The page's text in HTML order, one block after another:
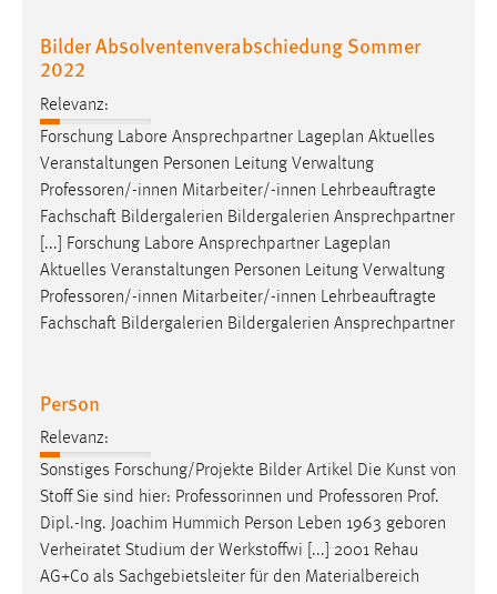
Bilder Absolventenverabschiedung Sommer
2022
Relevanz:
Forschung Labore Ansprechpartner Lageplan Aktuelles
Veranstaltungen Personen Leitung Verwaltung
Professoren/-innen Mitarbeiter/-innen Lehrbeauftragte
Fachschaft Bildergalerien Bildergalerien Ansprechpartner
[...] Forschung Labore Ansprechpartner Lageplan
Aktuelles Veranstaltungen Personen Leitung Verwaltung
Professoren/-innen Mitarbeiter/-innen Lehrbeauftragte
Fachschaft Bildergalerien Bildergalerien Ansprechpartner
Person
Relevanz:
Sonstiges Forschung/Projekte Bilder Artikel Die Kunst von
Stoff Sie sind hier: Professorinnen und Professoren Prof.
Dipl.-Ing. Joachim Hummich Person Leben 1963 geboren
Verheiratet Studium der Werkstoffwi [...] 2001 Rehau
AG+Co als Sachgebietsleiter für den Materialbereich